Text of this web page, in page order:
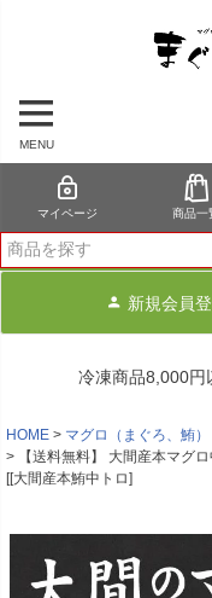
MENU
マイページ 商品一
新規会員
冷凍商品8,000円
HOME マグロ（まぐろ、鮪）
【送料無料】 大間産本マグ
[[大間産本鮪中トロ]